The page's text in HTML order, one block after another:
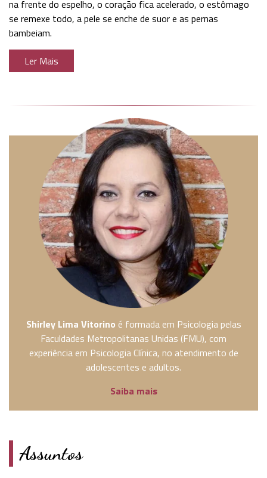
na frente do espelho, o coração fica acelerado, o estômago
se remexe todo, a pele se enche de suor e as pernas
bambeiam.
Ler Mais
Shirley Lima Vitorino é formada em Psicologia pelas
Faculdades Metropolitanas Unidas (FMU), com
experiência em Psicologia Clínica, no atendimento de
adolescentes e adultos.
Saiba mais
Assuntos